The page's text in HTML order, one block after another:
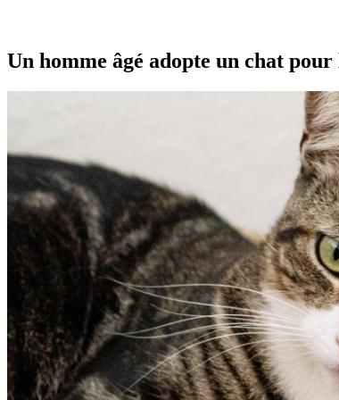
Un homme âgé adopte un chat